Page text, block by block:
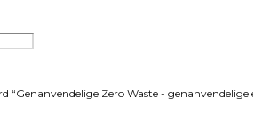
“Genanvendelige Zero Waste - genanvendelige